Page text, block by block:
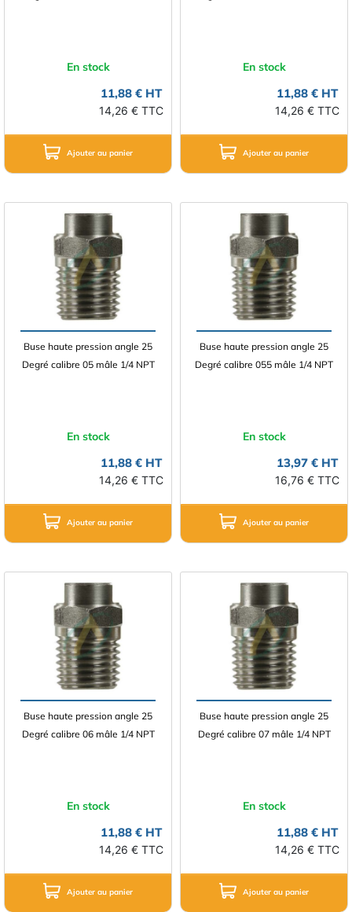
En stock
11,88 € HT
14,26 € TTC
Ajouter au panier
En stock
11,88 € HT
14,26 € TTC
Ajouter au panier
Buse haute pression angle 25
Degré calibre 05 mâle 1/4 NPT
En stock
11,88 € HT
14,26 € TTC
Ajouter au panier
Buse haute pression angle 25
Degré calibre 055 mâle 1/4 NPT
En stock
13,97 € HT
16,76 € TTC
Ajouter au panier
Buse haute pression angle 25
Degré calibre 06 mâle 1/4 NPT
En stock
11,88 € HT
14,26 € TTC
Ajouter au panier
Buse haute pression angle 25
Degré calibre 07 mâle 1/4 NPT
En stock
11,88 € HT
14,26 € TTC
Ajouter au panier